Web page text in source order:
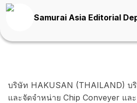
Samurai Asia Editorial
บริษัท HAKUSAN (THAILAND)
และจัดจำหน่าย Chip Conveyer แล